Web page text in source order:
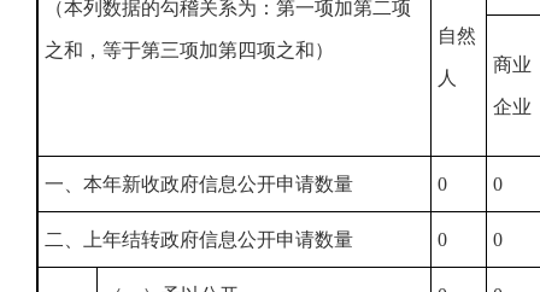
（本列数据的勾稽关系为：第一项加第二项
之和，等于第三项加第四项之和）
自然
人
商业
企业
一、本年新收政府信息公开申请数量 0 0
二、上年结转政府信息公开申请数量 0 0